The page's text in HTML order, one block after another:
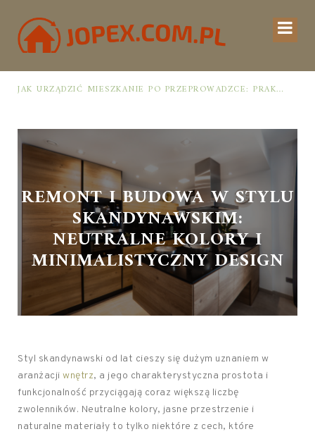
JAK URZĄDZIĆ MIESZKANIE PO PRZEPROWADZCE: PRAKTYCZNY PLAN OD ROZPAKOWANIA DO PRZYTULNEJ PRZESTRZENI
REMONT I BUDOWA W STYLU
SKANDYNAWSKIM:
NEUTRALNE KOLORY I
MINIMALISTYCZNY DESIGN
Styl skandynawski od lat cieszy się dużym uznaniem w
aranżacji wnętrz, a jego charakterystyczna prostota i
funkcjonalność przyciągają coraz większą liczbę
zwolenników. Neutralne kolory, jasne przestrzenie i
naturalne materiały to tylko niektóre z cech, które